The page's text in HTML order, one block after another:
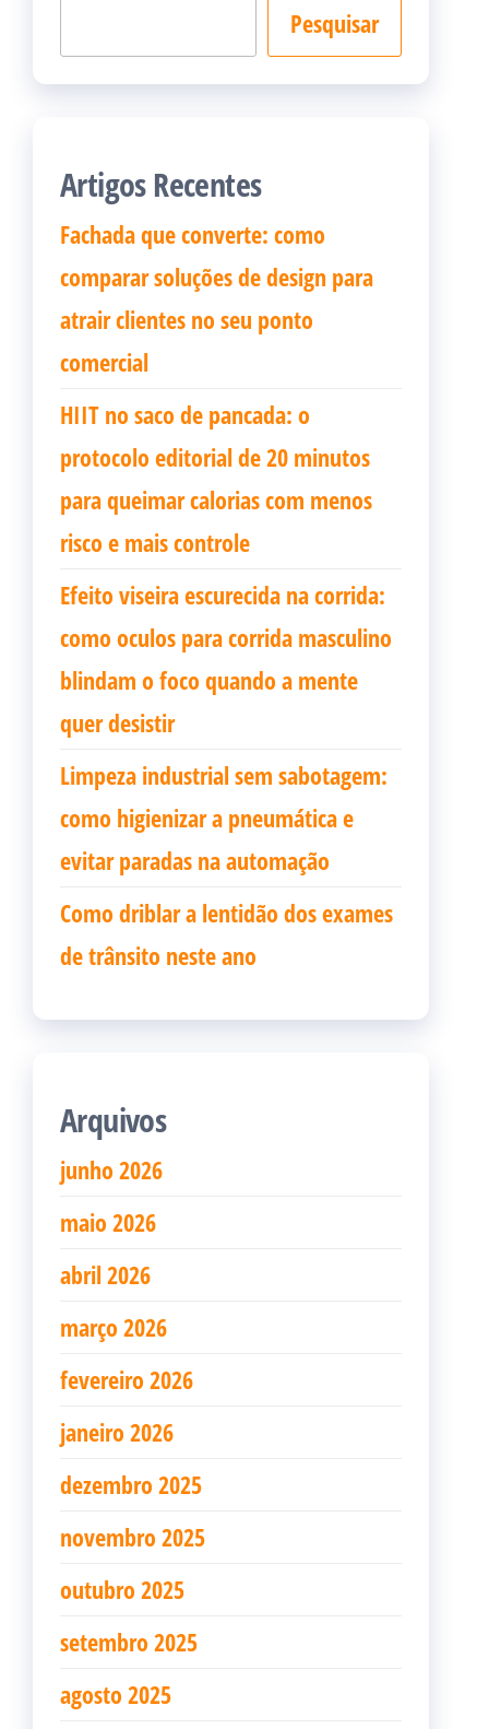
Pesquisar
Artigos Recentes
Fachada que converte: como
comparar soluções de design para
atrair clientes no seu ponto
comercial
HIIT no saco de pancada: o
protocolo editorial de 20 minutos
para queimar calorias com menos
risco e mais controle
Efeito viseira escurecida na corrida:
como oculos para corrida masculino
blindam o foco quando a mente
quer desistir
Limpeza industrial sem sabotagem:
como higienizar a pneumática e
evitar paradas na automação
Como driblar a lentidão dos exames
de trânsito neste ano
Arquivos
junho 2026
maio 2026
abril 2026
março 2026
fevereiro 2026
janeiro 2026
dezembro 2025
novembro 2025
outubro 2025
setembro 2025
agosto 2025